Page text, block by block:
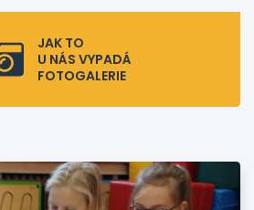
JAK TO
U NÁS VYPADÁ
FOTOGALERIE